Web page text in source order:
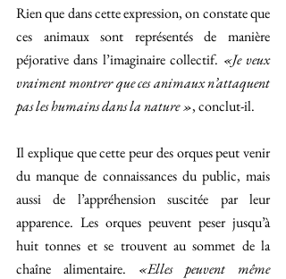
Rien que dans cette expression, on constate que
ces animaux sont représentés de manière
péjorative dans l’imaginaire collectif. «Je veux
vraiment montrer que ces animaux n’attaquent
pas les humains dans la nature », conclut-il.
Il explique que cette peur des orques peut venir
du manque de connaissances du public, mais
aussi de l’appréhension suscitée par leur
apparence. Les orques peuvent peser jusqu’à
huit tonnes et se trouvent au sommet de la
chaîne alimentaire. «Elles peuvent même